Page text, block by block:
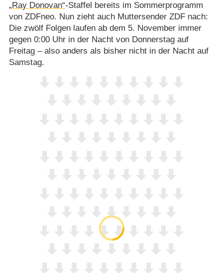
„Ray Donovan“-Staffel bereits im Sommerprogramm
von ZDFneo. Nun zieht auch Muttersender ZDF nach:
Die zwölf Folgen laufen ab dem 5. November immer
gegen 0:00 Uhr in der Nacht von Donnerstag auf
Freitag – also anders als bisher nicht in der Nacht auf
Samstag.